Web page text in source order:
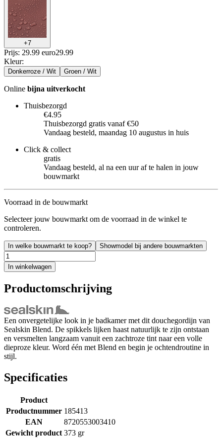
+7
Prijs: 29.99 euro29.99
Kleur:
Donkerroze / Wit Groen / Wit
Online bijna uitverkocht
Thuisbezorgd
€4.95
Thuisbezorgd gratis vanaf €50
Vandaag besteld, maandag 10 augustus in huis
Click & collect
gratis
Vandaag besteld, al na een uur af te halen in jouw
bouwmarkt
Voorraad in de bouwmarkt
Selecteer jouw bouwmarkt om de voorraad in de winkel te
controleren.
In welke bouwmarkt te koop? Showmodel bij andere bouwmarkten
In winkelwagen
Productomschrijving
Een onvergetelijke look in je badkamer met dit douchegordijn van
Sealskin Blend. De spikkels lijken haast natuurlijk te zijn ontstaan
en versmelten langzaam vanuit een zachtroze tint naar een volle
dieproze kleur. Word één met Blend en begin je ochtendroutine in
stijl.
Specificaties
Product
Productnummer 185413
EAN
8720553003410
Gewicht product 373 gr